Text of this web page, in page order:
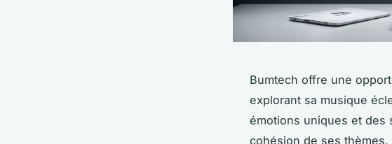
Bumtech offre une
explorant sa musique
émotions uniques et des
cohésion de ses